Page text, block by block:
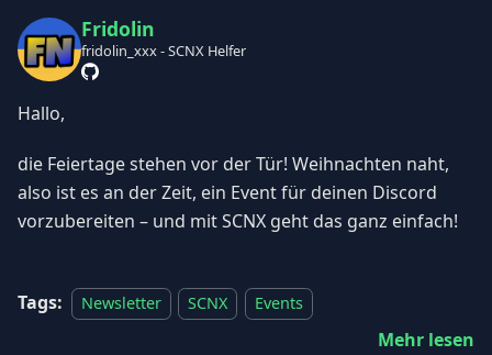
Fridolin
fridolin_xxx - SCNX Helfer
Hallo,
die Feiertage stehen vor der Tür! Weihnachten naht,
also ist es an der Zeit, ein Event für deinen Discord
vorzubereiten – und mit SCNX geht das ganz einfach!
Tags: Newsletter SCNX Events
Mehr lesen